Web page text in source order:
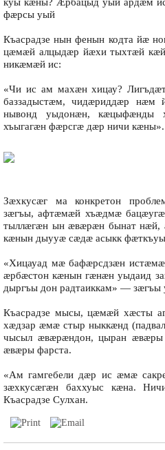
куы кæны? Æрбацыд уый ардæм
фæрсы уый
Къасрадзе нын фенын кодта йæ
цæмæй алцыдæр йæхи тыхтæй
никæмæй ис:
«Чи ис ам махæн хицау?
баззадыстæм, чидæриддæр
нывонд уыдонæн,
хъыгагæн фæрсгæ дæр ничи кæны».
Зæхкусæг ма конкретон
зæгъы, афтæмæй хъæдмæ
тыллæгæн ын æвæрæн бынат
кæнын дыууæ сæдæ асыкк
«Хицауад мæ бафæрсдзæн
æрбæстон кæнын гæнæн уыдаид
дыргъы дон радтаиккам» — зæгъы
Къасрадзе мысы, цæмæй хæсты
хæдзар æмæ стыр ныккæнд
чысыл æвæрæндон, цыран
æвæры фарста.
«Ам гамгебели дæр ис æмæ
зæхкусæгæн баххуыс кæна.
Къасрадзе Сулхан.